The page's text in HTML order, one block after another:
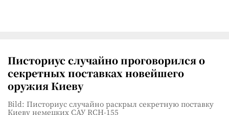
Писториус случайно проговорился о
секретных поставках новейшего
оружия Киеву
Bild: Писториус случайно раскрыл секретную поставку
Киеву немецких САУ RCH-155